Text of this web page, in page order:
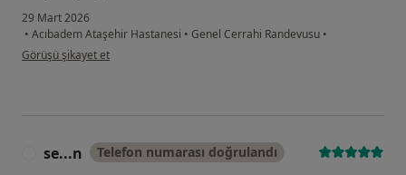
29 Mart 2026
• Acıbadem Ataşehir Hastanesi • Genel Cerrahi Randevusu •
kullanıcının görüşüne göre d.....
Görüşü şikayet et
se...n Telefon numarası doğrulandı